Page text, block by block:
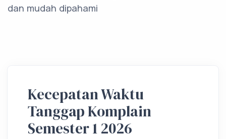
dan mudah dipahami
Kecepatan Waktu
Tanggap Komplain
Semester 1 2026